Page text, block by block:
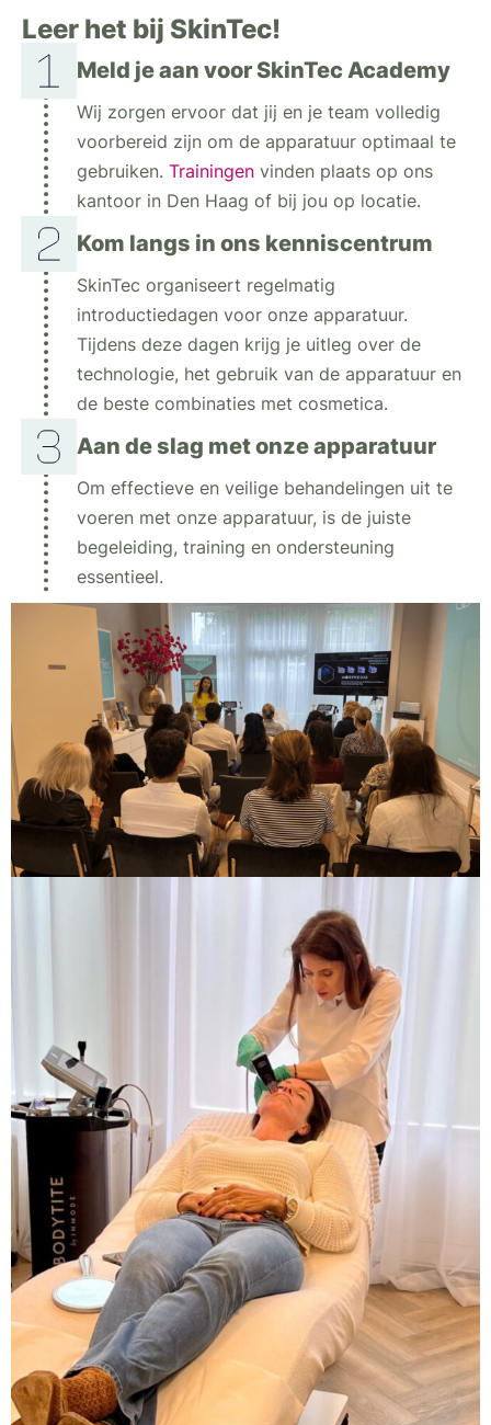
Leer het bij SkinTec!
Meld je aan voor SkinTec Academy
Wij zorgen ervoor dat jij en je team volledig
voorbereid zijn om de apparatuur optimaal te
gebruiken. Trainingen vinden plaats op ons
kantoor in Den Haag of bij jou op locatie.
Kom langs in ons kenniscentrum
SkinTec organiseert regelmatig
introductiedagen voor onze apparatuur.
Tijdens deze dagen krijg je uitleg over de
technologie, het gebruik van de apparatuur en
de beste combinaties met cosmetica.
Aan de slag met onze apparatuur
Om effectieve en veilige behandelingen uit te
voeren met onze apparatuur, is de juiste
begeleiding, training en ondersteuning
essentieel.